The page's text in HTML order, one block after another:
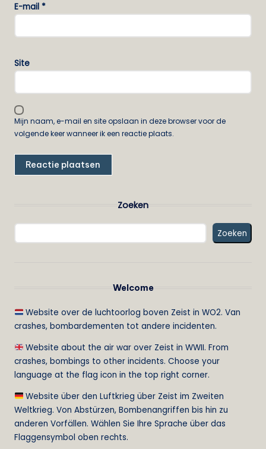
E-mail *
Site
Mijn naam, e-mail en site opslaan in deze browser voor de
volgende keer wanneer ik een reactie plaats.
Zoeken
Zoeken
Welcome
Website over de luchtoorlog boven Zeist in WO2. Van
crashes, bombardementen tot andere incidenten.
Website about the air war over Zeist in WWII. From
crashes, bombings to other incidents. Choose your
language at the flag icon in the top right corner.
Website über den Luftkrieg über Zeist im Zweiten
Weltkrieg. Von Abstürzen, Bombenangriffen bis hin zu
anderen Vorfällen. Wählen Sie Ihre Sprache über das
Flaggensymbol oben rechts.